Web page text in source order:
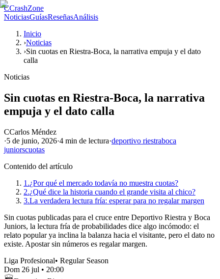
CCrashZone
NoticiasGuíasReseñasAnálisis
Inicio
›Noticias
›Sin cuotas en Riestra-Boca, la narrativa empuja y el dato
calla
Noticias
Sin cuotas en Riestra-Boca, la narrativa
empuja y el dato calla
CCarlos Méndez
·5 de junio, 2026·4 min de lectura·deportivo riestraboca
juniorscuotas
Contenido del artículo
1.¿Por qué el mercado todavía no muestra cuotas?
2.¿Qué dice la historia cuando el grande visita al chico?
3.La verdadera lectura fría: esperar para no regalar margen
Sin cuotas publicadas para el cruce entre Deportivo Riestra y Boca
Juniors, la lectura fría de probabilidades dice algo incómodo: el
relato popular ya inclina la balanza hacia el visitante, pero el dato no
existe. Apostar sin números es regalar margen.
Liga Profesional• Regular Season
Dom 26 jul • 20:00